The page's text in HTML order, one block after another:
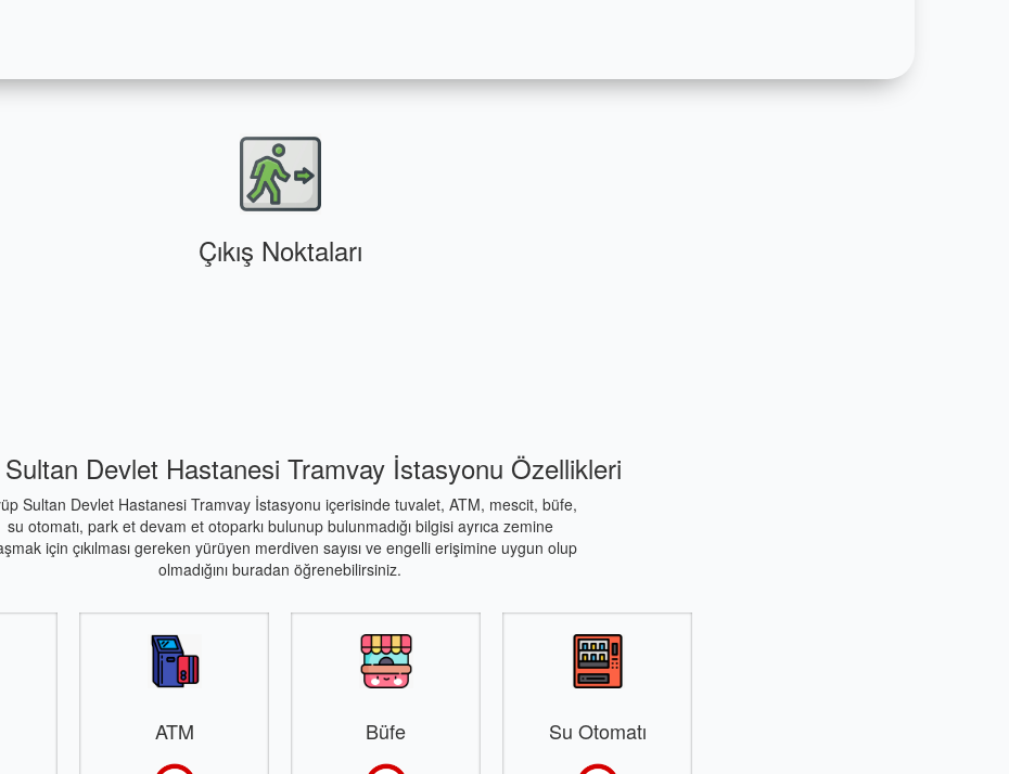
Çıkış Noktaları
Devlet Hastanesi Tramvay İstasyonu Özellikleri
Sultan Devlet Hastanesi Tramvay İstasyonu içerisinde tuvalet, ATM, mescit, büfe,
su otomatı, park et devam et otoparkı bulunup bulunmadığı bilgisi ayrıca zemine
için çıkılması gereken yürüyen merdiven sayısı ve engelli erişimine uygun olup
olmadığını buradan öğrenebilirsiniz.
ATM Büfe Su Otomatı